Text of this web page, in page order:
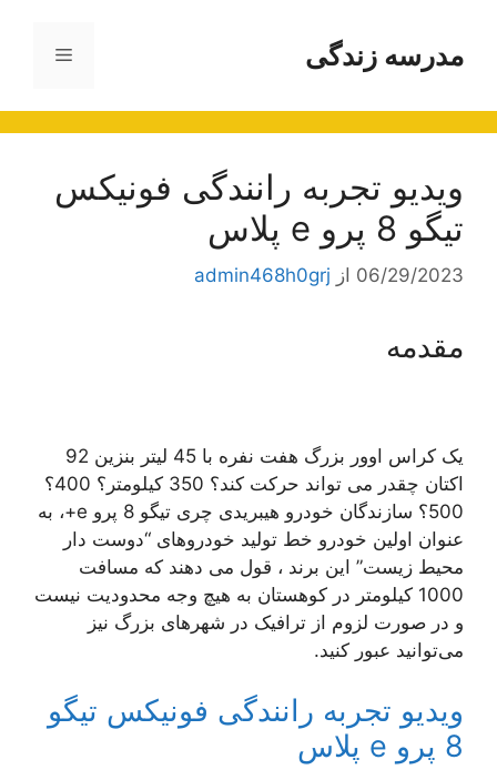
محتوامدرسه زندگی فهرست
ویدیو تجربه رانندگی فونیکس
تیگو 8 پرو e پلاس
06/29/2023 از admin468h0grj
مقدمه
یک کراس اوور بزرگ هفت نفره با 45 لیتر بنزین 92
اکتان چقدر می تواند حرکت کند؟ 350 کیلومتر؟ 400؟
500؟ سازندگان خودرو هیبریدی چری تیگو 8 پرو e+، به
عنوان اولین خودرو خط تولید خودروهای “دوست دار
محیط زیست” این برند ، قول می دهند که مسافت
1000 کیلومتر در کوهستان به هیچ وجه محدودیت نیست
و در صورت لزوم از ترافیک در شهرهای بزرگ نیز
می‌توانید عبور کنید.
ویدیو تجربه رانندگی فونیکس تیگو
8 پرو e پلاس